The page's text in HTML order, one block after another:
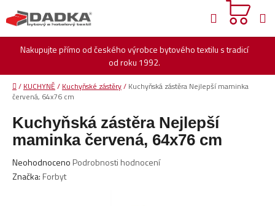
na
obsah
Nakupujte přímo od českého výrobce bytového textilu s tradicí
od roku 1992.
Hledat
Domů
/ KUCHYNĚ / Kuchyňské zástěry/ Kuchyňská zástěra Nejlepší maminka
červená, 64x76 cm
Kuchyňská zástěra Nejlepší
maminka červená, 64x76 cm
Průměrné
hodnocení
Neohodnoceno Podrobnosti hodnocení
Značka: Forbyt